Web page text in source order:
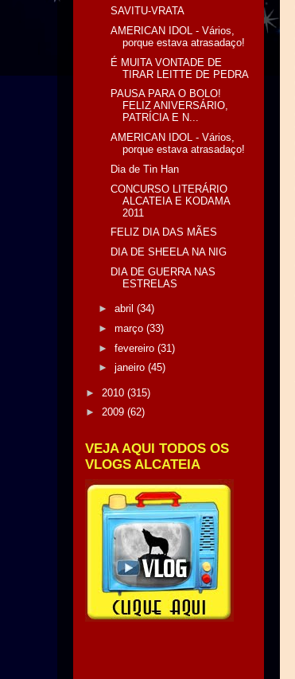
SAVITU-VRATA
AMERICAN IDOL - Vários,
porque estava atrasadaço!
É MUITA VONTADE DE
TIRAR LEITTE DE PEDRA
PAUSA PARA O BOLO!
FELIZ ANIVERSÁRIO,
PATRÍCIA E N...
AMERICAN IDOL - Vários,
porque estava atrasadaço!
Dia de Tin Han
CONCURSO LITERÁRIO
ALCATEIA E KODAMA
2011
FELIZ DIA DAS MÃES
DIA DE SHEELA NA NIG
DIA DE GUERRA NAS
ESTRELAS
► abril (34)
► março (33)
► fevereiro (31)
► janeiro (45)
► 2010 (315)
► 2009 (62)
VEJA AQUI TODOS OS
VLOGS ALCATEIA